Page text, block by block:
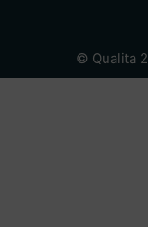
© Qualita